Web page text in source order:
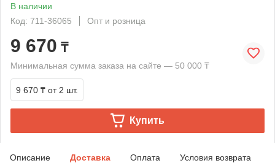
В наличии
Код: 711-36065
Опт и розница
9 670 ₸
Минимальная сумма заказа на сайте — 50 000 ₸
9 670 ₸ от 2 шт.
Купить
Описание Доставка Оплата Условия возврата